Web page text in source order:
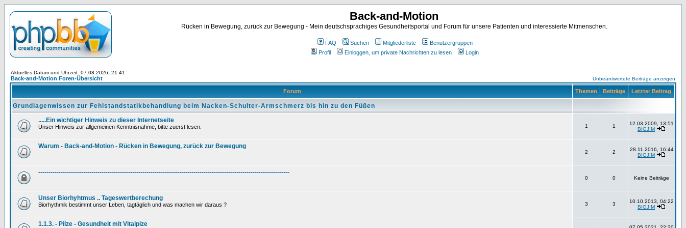
Back-and-Motion
Rücken in Bewegung, zurück zur Bewegung - Mein deutschsprachiges Gesundheitsportal und Forum für unsere Patienten und interessierte Mitmenschen.
FAQ Suchen Mitgliederliste
Benutzergruppen
Profil
Einloggen, um private Nachrichten zu lesen Login
Aktuelles Datum und Uhrzeit: 07.08.2026, 21:41
Back-and-Motion Foren-Übersicht Unbeantwortete Beiträge anzeigen
Forum Themen Beiträge Letzter Beitrag
Grundlagenwissen zur Fehlstandstatikbehandlung beim Nacken-Schulter-Armschmerz bis hin zu den Füßen
.....Ein wichtiger Hinweis zu dieser Internetseite
Unser Hinweis zur allgemeinen Kenntnisnahme, bitte zuerst lesen. 1 1
12.03.2009, 13:51
BIGJIM
Warum - Back-and-Motion - Rücken in Bewegung, zurück zur Bewegung
2 2
28.11.2016, 16:44
BIGJIM
---------------------------------------------------------------------------------------------------------------------------
0 0 Keine Beiträge
Unser Biorhyhtmus .. Tageswertberechung
Biorhythmik bestimmt unser Leben, tagtäglich und was machen wir daraus ? 3 3
10.10.2013, 04:22
BIGJIM
1.1.3. - Pilze - Gesundheit mit Vitalpize